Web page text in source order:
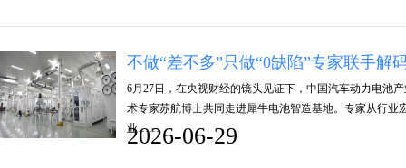
不做“差不多”只做“0缺陷”专家联手解
6月27日，在央视财经的镜头见证下，中国汽车动力电池
术专家苏航博士共同走进犀牛电池智造基地。专家从行
业……
2026-06-29